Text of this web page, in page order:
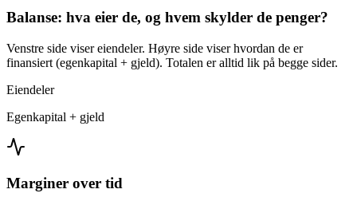
Balanse: hva eier de, og hvem skylder de penger?
Venstre side viser eiendeler. Høyre side viser hvordan de er
finansiert (egenkapital + gjeld). Totalen er alltid lik på begge sider.
Eiendeler
Egenkapital + gjeld
Marginer over tid